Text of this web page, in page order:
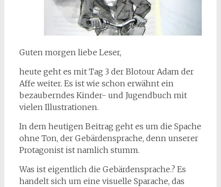
Guten morgen liebe Leser,
heute geht es mit Tag 3 der Blotour Adam der
Affe weiter. Es ist wie schon erwähnt ein
bezauberndes Kinder- und Jugendbuch mit
vielen Illustrationen.
In dem heutigen Beitrag geht es um die Spache
ohne Ton, der Gebärdensprache, denn unserer
Protagonist ist namlich stumm.
Was ist eigentlich die Gebärdensprache.? Es
handelt sich um eine visuelle Sparache, das